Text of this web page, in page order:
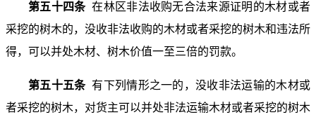
第五十四条在林区非法收购无合法来源证明的木材或者
采挖的树木的，没收非法收购的木材或者采挖的树木和违法所
得，可以并处木材、树木价值一至三倍的罚款。
第五十五条有下列情形之一的，没收非法运输的木材或
者采挖的树木，对货主可以并处非法运输木材或者采挖的树木